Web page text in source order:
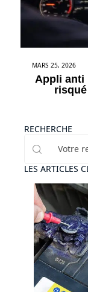
MARS 25, 2026
Appli anti
RECHERCHE
LES ARTICLES